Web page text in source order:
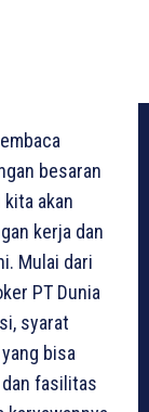
besaran
kita akan
kerja dan
Mulai dari
PT Dunia
syarat
bisa
fasilitas